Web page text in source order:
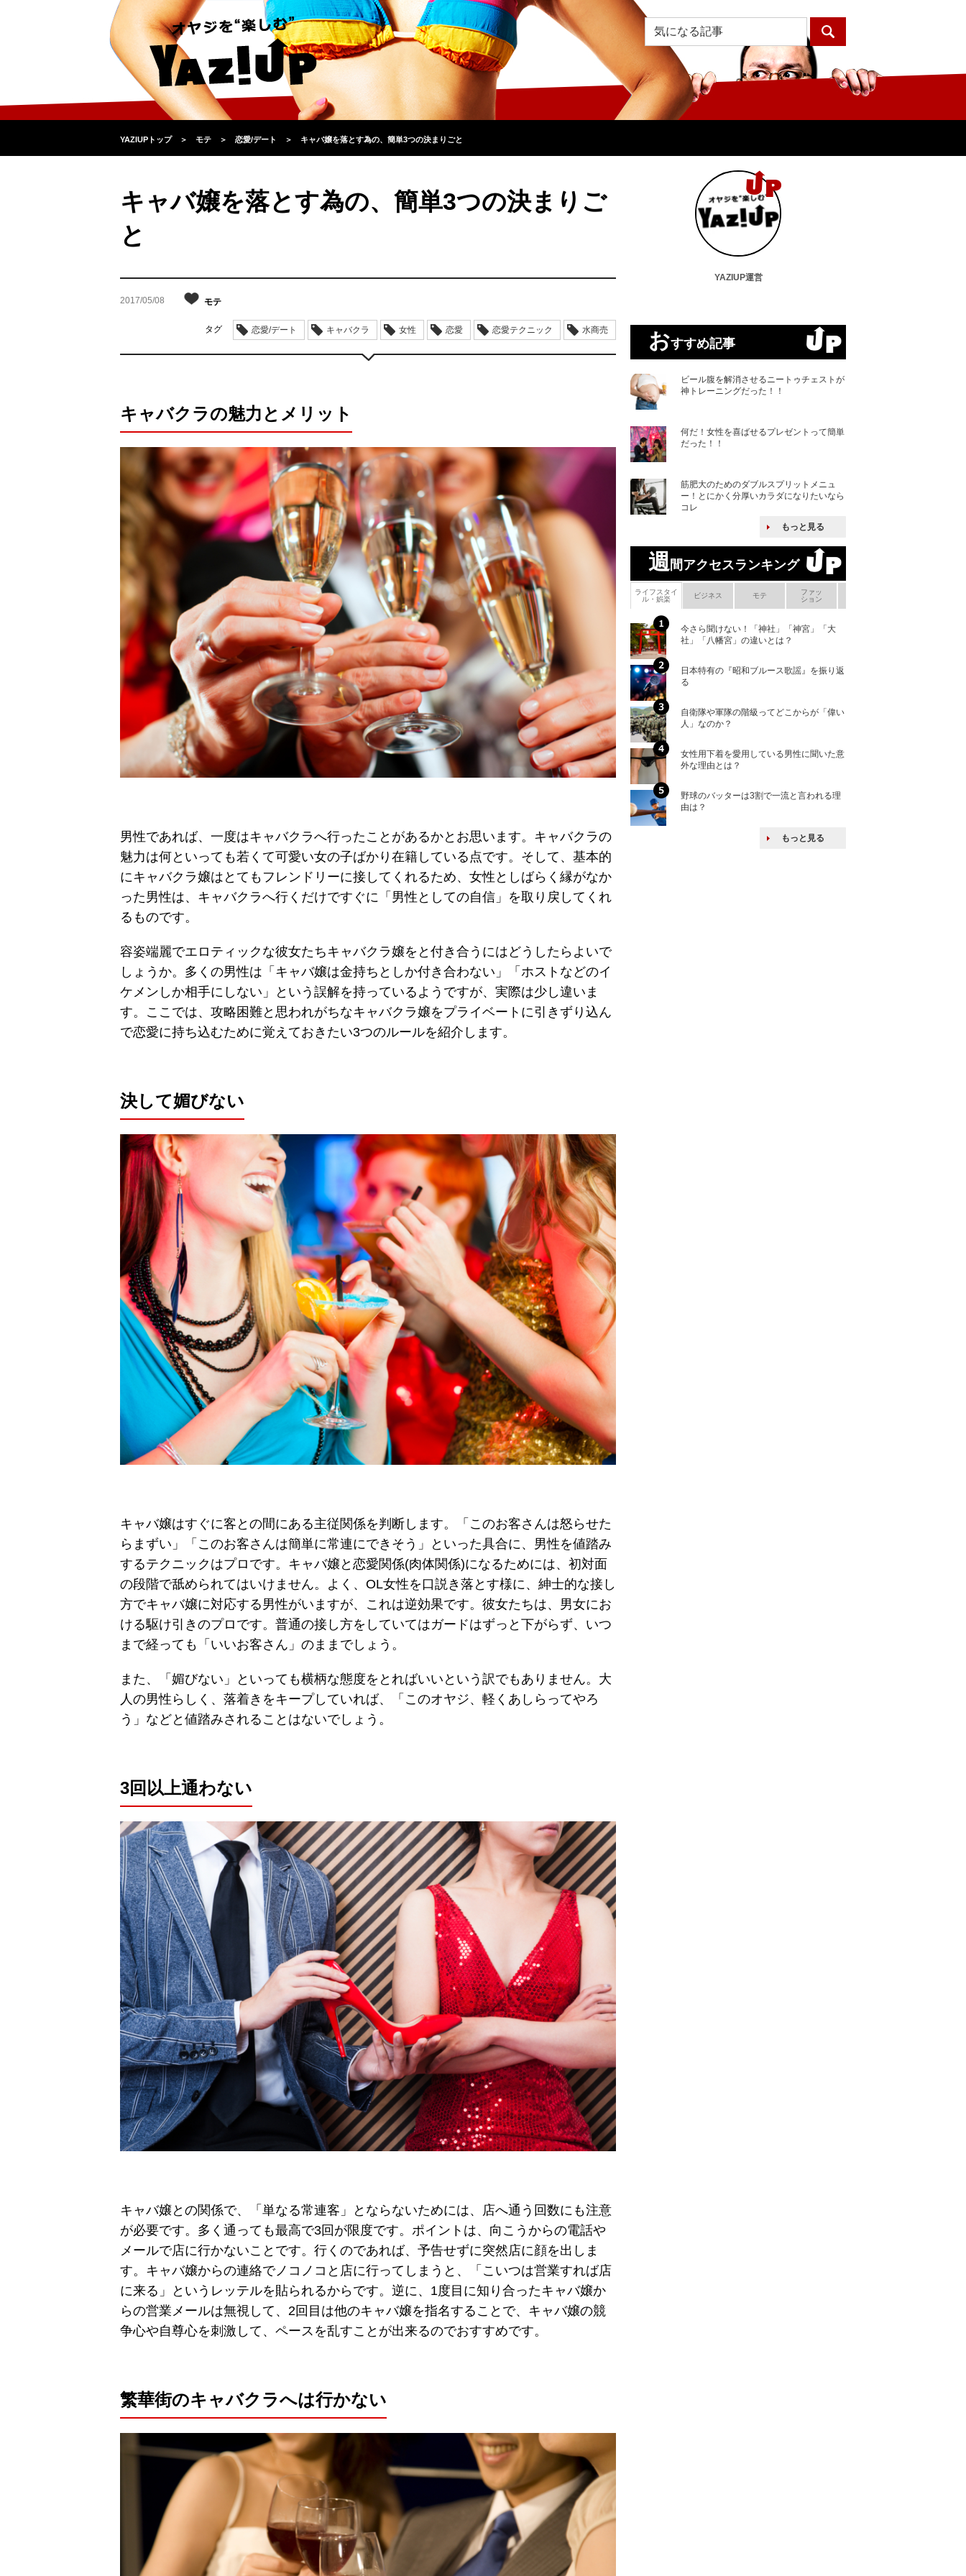
YAZIUPトップ ＞ モテ ＞ 恋愛/デート ＞ キャバ嬢を落とす為の、簡単3つの決まりごと
キャバ嬢を落とす為の、簡単3つの決まりご
と
2017/05/08 モテ
タグ 恋愛/デート キャバクラ 女性 恋愛 恋愛テクニック 水商売
キャバクラの魅力とメリット
男性であれば、一度はキャバクラへ行ったことがあるかとお思います。キャバクラの
魅力は何といっても若くて可愛い女の子ばかり在籍している点です。そして、基本的
にキャバクラ嬢はとてもフレンドリーに接してくれるため、女性としばらく縁がなか
った男性は、キャバクラへ行くだけですぐに「男性としての自信」を取り戻してくれ
るものです。
容姿端麗でエロティックな彼女たちキャバクラ嬢をと付き合うにはどうしたらよいで
しょうか。多くの男性は「キャバ嬢は金持ちとしか付き合わない」「ホストなどのイ
ケメンしか相手にしない」という誤解を持っているようですが、実際は少し違いま
す。ここでは、攻略困難と思われがちなキャバクラ嬢をプライベートに引きずり込ん
で恋愛に持ち込むために覚えておきたい3つのルールを紹介します。
決して媚びない
キャバ嬢はすぐに客との間にある主従関係を判断します。「このお客さんは怒らせた
らまずい」「このお客さんは簡単に常連にできそう」といった具合に、男性を値踏み
するテクニックはプロです。キャバ嬢と恋愛関係(肉体関係)になるためには、初対面
の段階で舐められてはいけません。よく、OL女性を口説き落とす様に、紳士的な接し
方でキャバ嬢に対応する男性がいますが、これは逆効果です。彼女たちは、男女にお
ける駆け引きのプロです。普通の接し方をしていてはガードはずっと下がらず、いつ
まで経っても「いいお客さん」のままでしょう。
また、「媚びない」といっても横柄な態度をとればいいという訳でもありません。大
人の男性らしく、落着きをキープしていれば、「このオヤジ、軽くあしらってやろ
う」などと値踏みされることはないでしょう。
3回以上通わない
キャバ嬢との関係で、「単なる常連客」とならないためには、店へ通う回数にも注意
が必要です。多く通っても最高で3回が限度です。ポイントは、向こうからの電話や
メールで店に行かないことです。行くのであれば、予告せずに突然店に顔を出しま
す。キャバ嬢からの連絡でノコノコと店に行ってしまうと、「こいつは営業すれば店
に来る」というレッテルを貼られるからです。逆に、1度目に知り合ったキャバ嬢か
らの営業メールは無視して、2回目は他のキャバ嬢を指名することで、キャバ嬢の競
争心や自尊心を刺激して、ペースを乱すことが出来るのでおすすめです。
繁華街のキャバクラへは行かない
YAZIUP運営
おすすめ記事
ビール腹を解消させるニートゥチェストが
神トレーニングだった！！
何だ！女性を喜ばせるプレゼントって簡単
だった！！
筋肥大のためのダブルスプリットメニュ
ー！とにかく分厚いカラダになりたいなら
コレ
もっと見る
週間アクセスランキング
ライフスタイ
ル・娯楽
ビジネス モテ
ファッ
ション
今さら聞けない！「神社」「神宮」「大
社」「八幡宮」の違いとは？
日本特有の『昭和ブルース歌謡』を振り返
る
自衛隊や軍隊の階級ってどこからが「偉い
人」なのか？
女性用下着を愛用している男性に聞いた意
外な理由とは？
野球のバッターは3割で一流と言われる理
由は？
もっと見る